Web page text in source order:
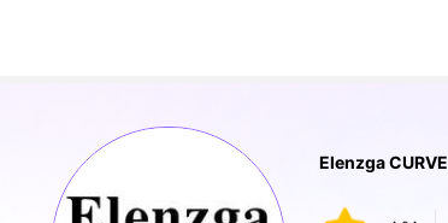
Elenzga CURVE
4.84